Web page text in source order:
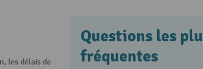
les délais de
Questions les
fréquentes